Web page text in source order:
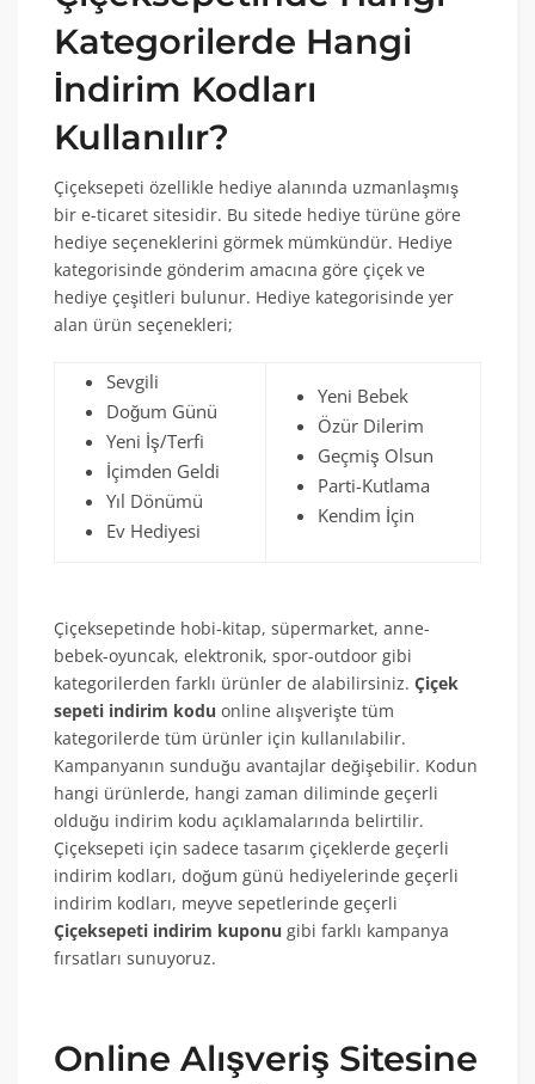
Kategorilerde Hangi
İndirim Kodları
Kullanılır?
Çiçeksepeti özellikle hediye alanında uzmanlaşmış
bir e-ticaret sitesidir. Bu sitede hediye türüne göre
hediye seçeneklerini görmek mümkündür. Hediye
kategorisinde gönderim amacına göre çiçek ve
hediye çeşitleri bulunur. Hediye kategorisinde yer
alan ürün seçenekleri;
Sevgili
Doğum Günü
Yeni İş/Terfi
İçimden Geldi
Yıl Dönümü
Ev Hediyesi
Yeni Bebek
Özür Dilerim
Geçmiş Olsun
Parti-Kutlama
Kendim İçin
Çiçeksepetinde hobi-kitap, süpermarket, anne-
bebek-oyuncak, elektronik, spor-outdoor gibi
kategorilerden farklı ürünler de alabilirsiniz. Çiçek
sepeti indirim kodu online alışverişte tüm
kategorilerde tüm ürünler için kullanılabilir.
Kampanyanın sunduğu avantajlar değişebilir. Kodun
hangi ürünlerde, hangi zaman diliminde geçerli
olduğu indirim kodu açıklamalarında belirtilir.
Çiçeksepeti için sadece tasarım çiçeklerde geçerli
indirim kodları, doğum günü hediyelerinde geçerli
indirim kodları, meyve sepetlerinde geçerli
Çiçeksepeti indirim kuponu gibi farklı kampanya
fırsatları sunuyoruz.
Online Alışveriş Sitesine